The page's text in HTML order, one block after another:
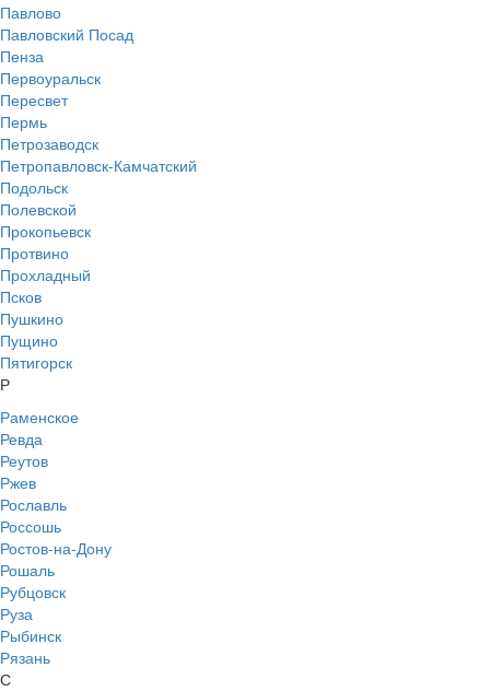
Павлово
Павловский Посад
Пенза
Первоуральск
Пересвет
Пермь
Петрозаводск
Петропавловск-Камчатский
Подольск
Полевской
Прокопьевск
Протвино
Прохладный
Псков
Пушкино
Пущино
Пятигорск
Р
Раменское
Ревда
Реутов
Ржев
Рославль
Россошь
Ростов-на-Дону
Рошаль
Рубцовск
Руза
Рыбинск
Рязань
С